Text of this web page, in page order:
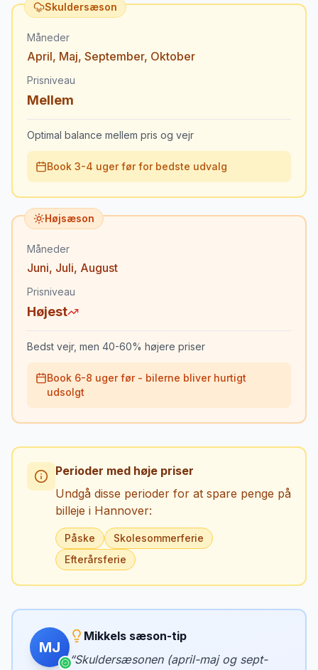
Skuldersæson
Måneder
April, Maj, September, Oktober
Prisniveau
Mellem
Optimal balance mellem pris og vejr
Book 3-4 uger før for bedste udvalg
Højsæson
Måneder
Juni, Juli, August
Prisniveau
Højest
Bedst vejr, men 40-60% højere priser
Book 6-8 uger før - bilerne bliver hurtigt
udsolgt
Perioder med høje priser
Undgå disse perioder for at spare penge på
billeje i Hannover:
Påske
Skolesommerferie
Efterårsferie
MJ
Mikkels sæson-tip
“Skuldersæsonen (april-maj og sept-